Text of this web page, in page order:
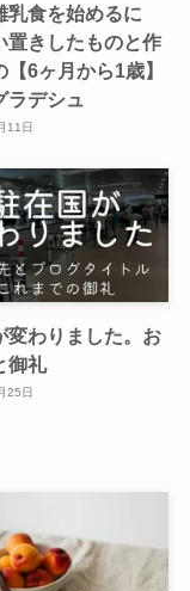
乳食を始めるに
置きしたものと作
【6ヶ月から1歳】
ラデシュ
11日
変わりました。お
御礼
25日